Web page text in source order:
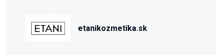
etanikozmetika.sk